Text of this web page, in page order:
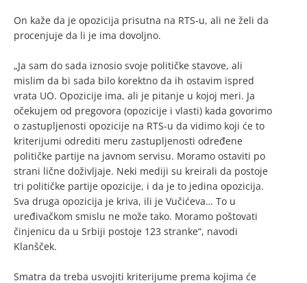
On kaže da je opozicija prisutna na RTS-u, ali ne želi da
procenjuje da li je ima dovoljno.
„Ja sam do sada iznosio svoje političke stavove, ali
mislim da bi sada bilo korektno da ih ostavim ispred
vrata UO. Opozicije ima, ali je pitanje u kojoj meri. Ja
očekujem od pregovora (opozicije i vlasti) kada govorimo
o zastupljenosti opozicije na RTS-u da vidimo koji će to
kriterijumi odrediti meru zastupljenosti određene
političke partije na javnom servisu. Moramo ostaviti po
strani lične doživljaje. Neki mediji su kreirali da postoje
tri političke partije opozicije, i da je to jedina opozicija.
Sva druga opozicija je kriva, ili je Vučićeva… To u
uređivačkom smislu ne može tako. Moramo poštovati
činjenicu da u Srbiji postoje 123 stranke“, navodi
Klanšček.
Smatra da treba usvojiti kriterijume prema kojima će